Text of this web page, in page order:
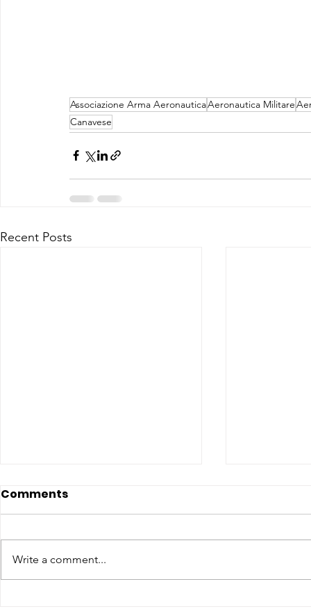
Associazione Arma AeronauticaAeronautica Militare
Canavese
Recent Posts
Comments
Write a comment...